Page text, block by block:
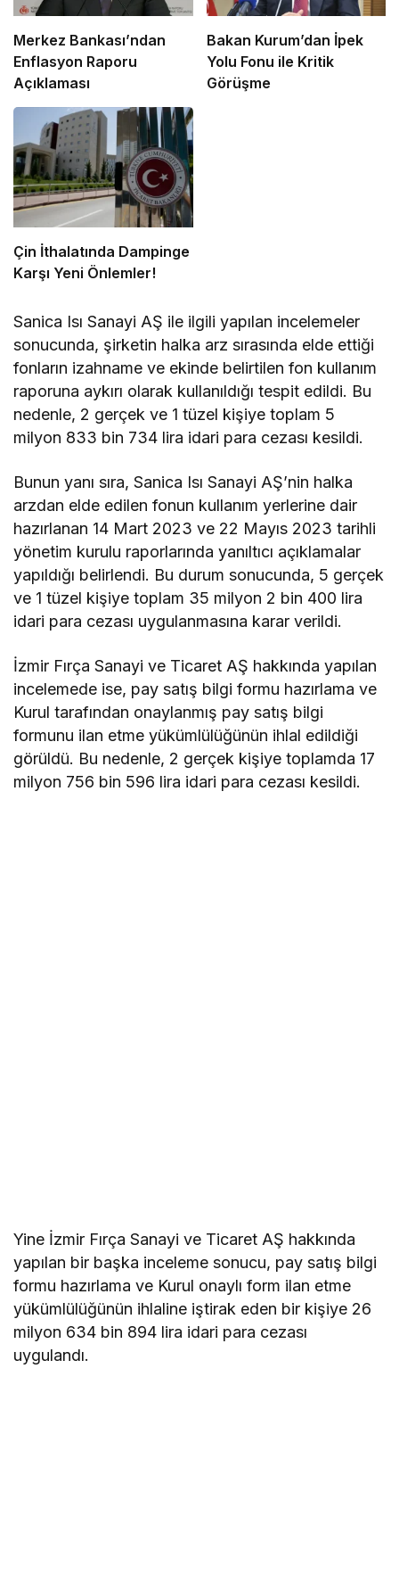
Merkez Bankası’ndan
Enflasyon Raporu
Açıklaması
Bakan Kurum’dan İpek
Yolu Fonu ile Kritik
Görüşme
Çin İthalatında Dampinge
Karşı Yeni Önlemler!
Sanica Isı Sanayi AŞ ile ilgili yapılan incelemeler
sonucunda, şirketin halka arz sırasında elde ettiği
fonların izahname ve ekinde belirtilen fon kullanım
raporuna aykırı olarak kullanıldığı tespit edildi. Bu
nedenle, 2 gerçek ve 1 tüzel kişiye toplam 5
milyon 833 bin 734 lira idari para cezası kesildi.
Bunun yanı sıra, Sanica Isı Sanayi AŞ’nin halka
arzdan elde edilen fonun kullanım yerlerine dair
hazırlanan 14 Mart 2023 ve 22 Mayıs 2023 tarihli
yönetim kurulu raporlarında yanıltıcı açıklamalar
yapıldığı belirlendi. Bu durum sonucunda, 5 gerçek
ve 1 tüzel kişiye toplam 35 milyon 2 bin 400 lira
idari para cezası uygulanmasına karar verildi.
İzmir Fırça Sanayi ve Ticaret AŞ hakkında yapılan
incelemede ise, pay satış bilgi formu hazırlama ve
Kurul tarafından onaylanmış pay satış bilgi
formunu ilan etme yükümlülüğünün ihlal edildiği
görüldü. Bu nedenle, 2 gerçek kişiye toplamda 17
milyon 756 bin 596 lira idari para cezası kesildi.
Yine İzmir Fırça Sanayi ve Ticaret AŞ hakkında
yapılan bir başka inceleme sonucu, pay satış bilgi
formu hazırlama ve Kurul onaylı form ilan etme
yükümlülüğünün ihlaline iştirak eden bir kişiye 26
milyon 634 bin 894 lira idari para cezası
uygulandı.